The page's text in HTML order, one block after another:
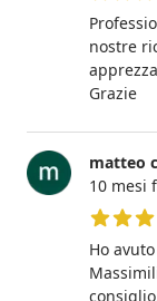
5 su 5
nostre
Grazie
matteo
10 mesi
Ho